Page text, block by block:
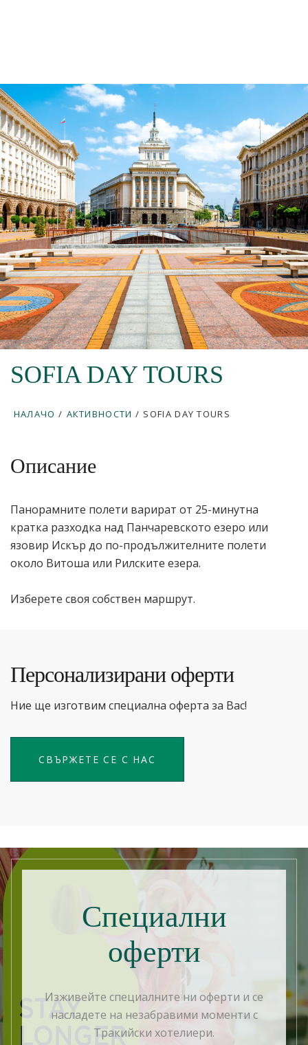
SOFIA DAY TOURS
НАЛАЧО / АКТИВНОСТИ / SOFIA DAY TOURS
Описание
Панорамните полети варират от 25-минутна
кратка разходка над Панчаревското езеро или
язовир Искър до по-продължителните полети
около Витоша или Рилските езера.
Изберете своя собствен маршрут.
Персонализирани оферти
Ние ще изготвим специална оферта за Вас!
СВЪРЖЕТЕ СЕ С НАС
Специални
оферти
Изживейте специалните ни оферти и се
насладете на незабравими моменти с
Тракийски хотелиери.